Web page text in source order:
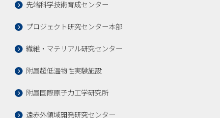
先端科学技術育成センター
プロジェクト研究センター本部
繊維・マテリアル研究センター
附属超低温物性実験施設
附属国際原子力工学研究所
遠赤外領域開発研究センター